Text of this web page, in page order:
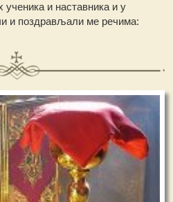
ученика и наставника и у
и поздрављали ме речима: